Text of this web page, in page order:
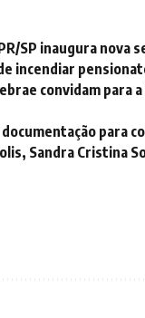
SP inaugura nova
incendiar
convidam para
para
Sandra Cristina